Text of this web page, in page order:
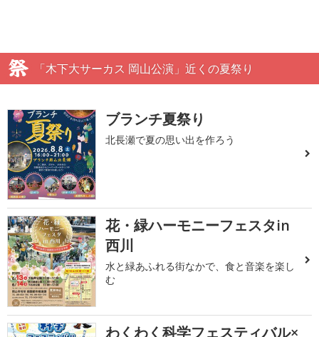
「木下大サーカス 岡山公演」近くの夏祭り
ブランチ夏祭り
北長瀬で夏の思い出を作ろう
花・緑ハーモニーフェスタin
西川
水と緑あふれる街なかで、食と音楽を楽し
む
わくわく科学フェスティバル×